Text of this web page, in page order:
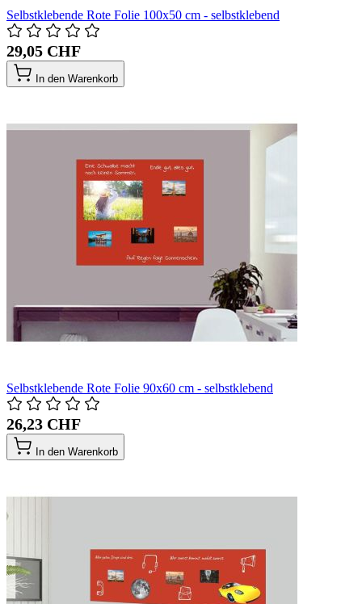
Selbstklebende Rote Folie 100x50 cm - selbstklebend
29,05 CHF
In den Warenkorb
Selbstklebende Rote Folie 90x60 cm - selbstklebend
26,23 CHF
In den Warenkorb